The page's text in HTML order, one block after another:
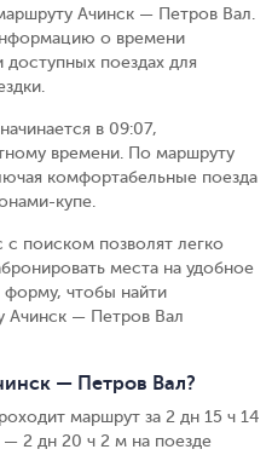
Ачинск — Петров Вал.
о времени
поездах для
в 09:07,
времени. По маршруту
комфортабельные поезда
купе.
поиском позволят легко
места на удобное
чтобы найти
Ачинск — Петров Вал
— Петров Вал?
маршрут за 2 дн 15 ч 14
2 дн 20 ч 2 м на поезде